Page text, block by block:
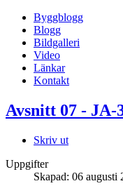
Byggblogg
Blogg
Bildgalleri
Video
Länkar
Kontakt
Avsnitt 07 - JA-
Skriv ut
Uppgifter
Skapad: 06 augusti